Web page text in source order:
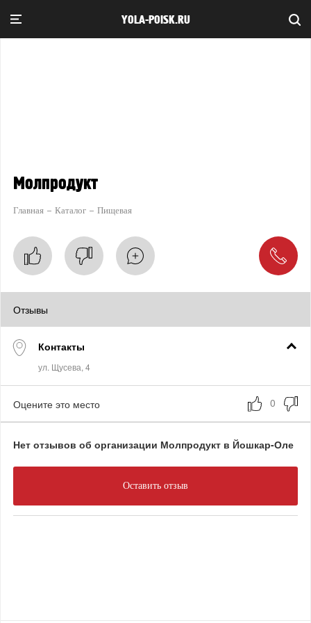
YOLA-POISK.RU
Молпродукт
Главная Каталог Пищевая
Отзывы
Контакты
Оцените это место
Нет отзывов об организации Молпродукт в Йошкар-Оле
Оставить отзыв